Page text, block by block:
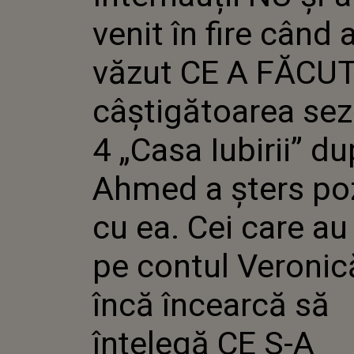
IUBIRII”
CU EA.
INTRAT
CE S-A
venit în fire când
văzut CE A
câștigătoarea
4 „Casa Iubirii”
Ahmed a șters
cu ea. Cei care
pe contul
încă încearcă să
înțelegă CE S-A